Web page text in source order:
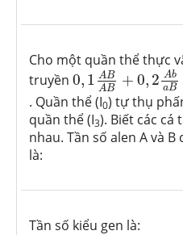
Cho một quần thể thực
truyền 0, 1 A B
AB + 0, 2 Ab
aB
01ABAB+0,2Ab
. Quần thể (I0) tự thụ
quần thể (I3). Biết các cá
nhau. Tần số alen A và B
là:
Tần số kiểu gen là: